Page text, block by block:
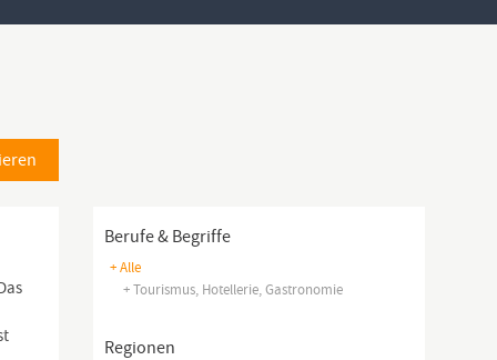
Berufe & Begriffe
+ Alle
+ Tourismus, Hotellerie, Gastronomie
Regionen